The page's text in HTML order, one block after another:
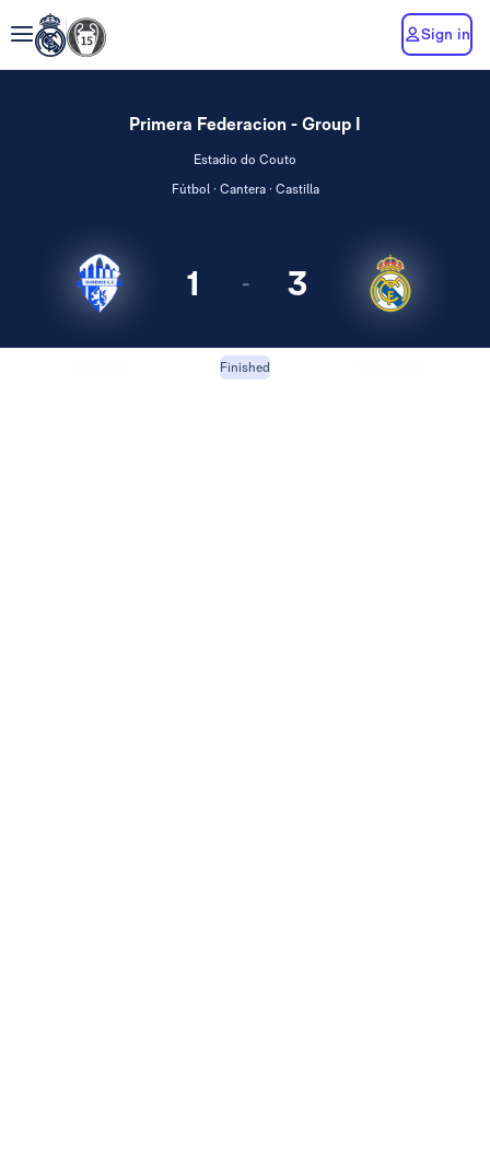
Sign in
Primera Federacion - Group I
Estadio do Couto
Fútbol · Cantera · Castilla
1 - 3
Finished